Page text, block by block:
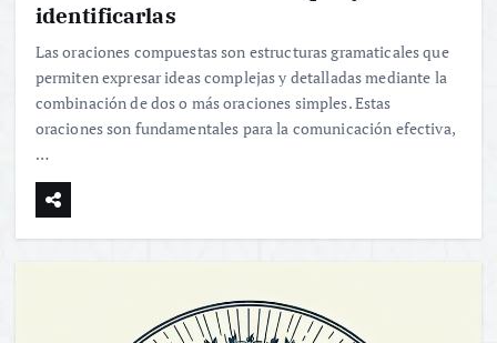
identificarlas
Las oraciones compuestas son estructuras gramaticales que
permiten expresar ideas complejas y detalladas mediante la
combinación de dos o más oraciones simples. Estas
oraciones son fundamentales para la comunicación efectiva,
…